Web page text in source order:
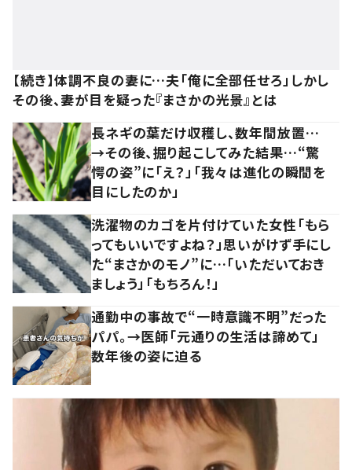
【続き】体調不良の妻に…夫「俺に全部任せろ」しかし
その後、妻が目を疑った『まさかの光景』とは
長ネギの葉だけ収穫し、数年間放置…
→その後、掘り起こしてみた結果…“驚
愕の姿”に「え？」「我々は進化の瞬間を
目にしたのか」
洗濯物のカゴを片付けていた女性「もら
ってもいいですよね？」思いがけず手にし
た“まさかのモノ”に…「いただいておき
ましょう」「もちろん！」
通勤中の事故で“一時意識不明”だった
パパ。→医師「元通りの生活は諦めて」
数年後の姿に迫る